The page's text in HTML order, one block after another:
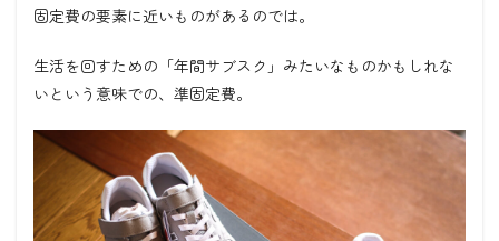
固定費の要素に近いものがあるのでは。
生活を回すための「年間サブスク」みたいなものかもしれな
いという意味での、準固定費。